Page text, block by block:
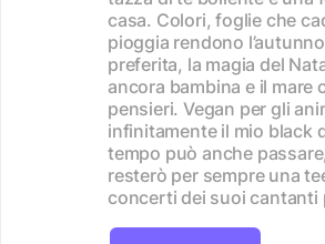
casa. Colori, foglie che
pioggia rendono
preferita, la magia del
ancora bambina e il mare
pensieri. Vegan per gli
infinitamente il mio black
tempo può anche
resterò per sempre una
concerti dei suoi cantanti